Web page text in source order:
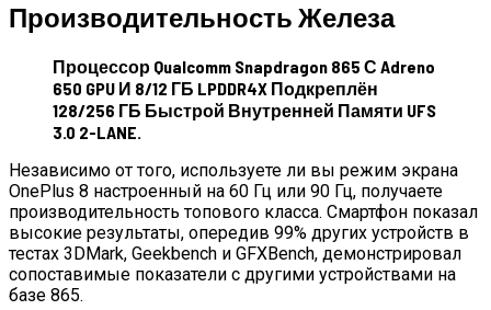
Производительность Железа
Процессор Qualcomm Snapdragon 865 С Adreno
650 GPU И 8/12 ГБ LPDDR4X Подкреплён
128/256 ГБ Быстрой Внутренней Памяти UFS
3.0 2-LANE.
Независимо от того, используете ли вы режим экрана
OnePlus 8 настроенный на 60 Гц или 90 Гц, получаете
производительность топового класса. Смартфон показал
высокие результаты, опередив 99% других устройств в
тестах 3DMark, Geekbench и GFXBench, демонстрировал
сопоставимые показатели с другими устройствами на
базе 865.